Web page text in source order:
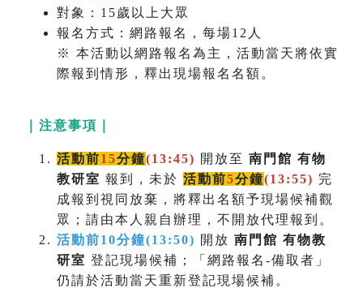
對象：15歲以上大眾
報名方式：網路報名，每場12人
※ 本活動以網路報名為主，活動當天將依實
際報到情形，釋出現場報名名額。
｜注意事項｜
活動前15分鐘(13:45) 開放至 南門館 有物
教研室 報到，未於 活動前5分鐘(13:55) 完
成報到視同放棄，將釋出名額予現場候補觀
眾；請由本人親自辦理，不開放代理報到。
活動前10分鐘(13:50) 開放 南門館 有物教
研室 登記現場候補；「網路報名-備取者」
仍請於活動當天重新登記現場候補。